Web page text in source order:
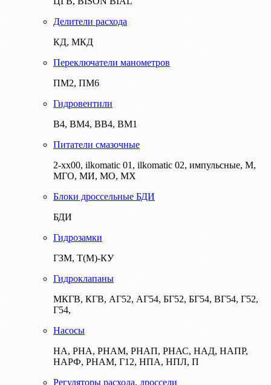
Делители расхода
КД, МКД
Переключатели манометров
ПМ2, ПМ6
Гидровентили
В4, ВМ4, ВВ4, ВМ1
Питатели смазочные
2-хх00, ilkomatic 01, ilkomatic 02, импульсные, М,
МГО, МИ, МО, МХ
Блоки дроссельные БДИ
БДИ
Гидрозамки
ГЗМ, Т(М)-КУ
Гидроклапаны
МКГВ, КГВ, АГ52, АГ54, БГ52, БГ54, ВГ54, Г52,
Г54,
Насосы
НА, РНА, РНАМ, РНАП, РНАС, НАД, НАПР,
НАРФ, РНАМ, Г12, НПА, НПЛ, П
Регуляторы расхода, дроссели